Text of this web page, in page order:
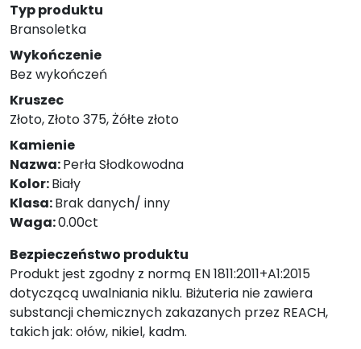
Typ produktu
Bransoletka
Wykończenie
Bez wykończeń
Kruszec
Złoto, Złoto 375, Żółte złoto
Kamienie
Nazwa:Perła Słodkowodna
Kolor:Biały
Klasa:Brak danych/ inny
Waga:0.00ct
Bezpieczeństwo produktu
Produkt jest zgodny z normą EN 1811:2011+A1:2015
dotyczącą uwalniania niklu. Biżuteria nie zawiera
substancji chemicznych zakazanych przez REACH,
takich jak: ołów, nikiel, kadm.